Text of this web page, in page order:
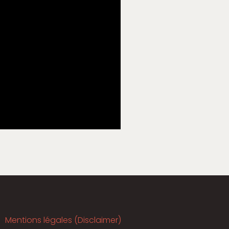
Mentions légales (Disclaimer)